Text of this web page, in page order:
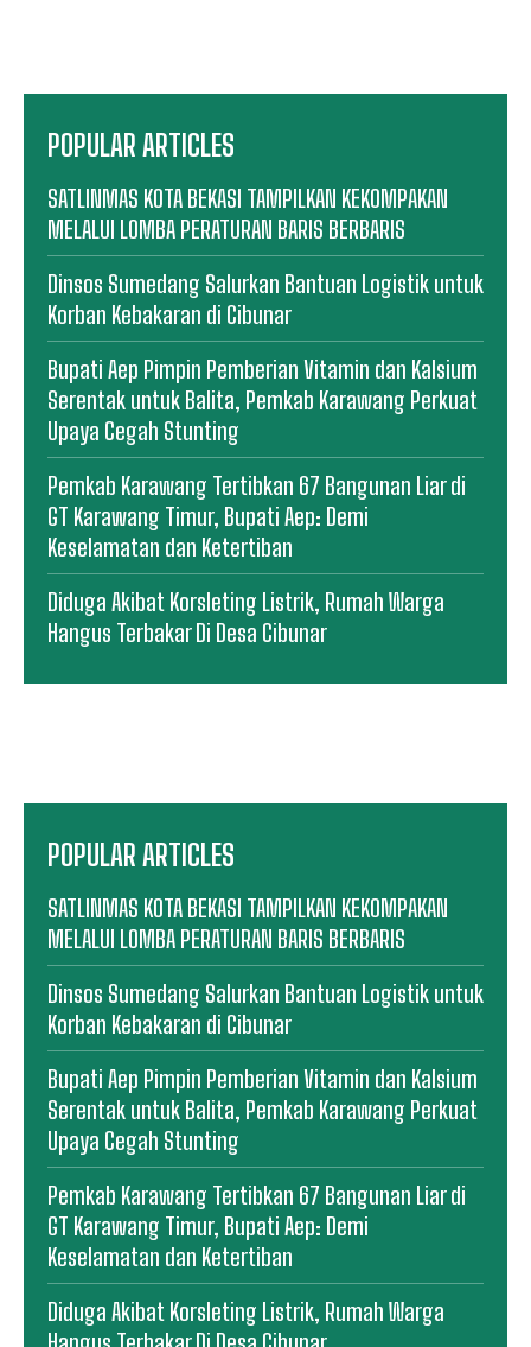
POPULAR ARTICLES
SATLINMAS KOTA BEKASI TAMPILKAN KEKOMPAKAN
MELALUI LOMBA PERATURAN BARIS BERBARIS
Dinsos Sumedang Salurkan Bantuan Logistik untuk
Korban Kebakaran di Cibunar
Bupati Aep Pimpin Pemberian Vitamin dan Kalsium
Serentak untuk Balita, Pemkab Karawang Perkuat
Upaya Cegah Stunting
Pemkab Karawang Tertibkan 67 Bangunan Liar di
GT Karawang Timur, Bupati Aep: Demi
Keselamatan dan Ketertiban
Diduga Akibat Korsleting Listrik, Rumah Warga
Hangus Terbakar Di Desa Cibunar
POPULAR ARTICLES
SATLINMAS KOTA BEKASI TAMPILKAN KEKOMPAKAN
MELALUI LOMBA PERATURAN BARIS BERBARIS
Dinsos Sumedang Salurkan Bantuan Logistik untuk
Korban Kebakaran di Cibunar
Bupati Aep Pimpin Pemberian Vitamin dan Kalsium
Serentak untuk Balita, Pemkab Karawang Perkuat
Upaya Cegah Stunting
Pemkab Karawang Tertibkan 67 Bangunan Liar di
GT Karawang Timur, Bupati Aep: Demi
Keselamatan dan Ketertiban
Diduga Akibat Korsleting Listrik, Rumah Warga